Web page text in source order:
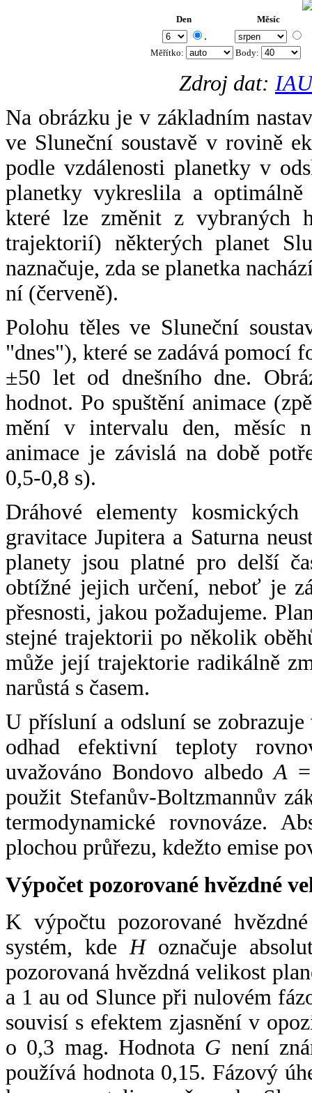
Den Měsíc
.
Měřítko: Body:
Zdroj dat:
Na obrázku je v základním
ve Sluneční soustavě v rovině
podle vzdálenosti planetky v
planetky vykreslila a
které lze změnit z vybraných
trajektorií) některých planet
naznačuje, zda se planetka
ní (červeně).
Polohu těles ve Sluneční
"dnes"), které se zadává pomocí
±50 let od dnešního dne.
hodnot. Po spuštění animace
mění v intervalu den, měsíc
animace je závislá na době
0,5-0,8 s).
Dráhové elementy
gravitace Jupitera a Saturna
planety jsou platné pro delší
obtížné jejich určení, neboť je
přesnosti, jakou požadujeme.
stejné trajektorii po několik
může její trajektorie radikálně
narůstá s časem.
U přísluní a odsluní se
odhad efektivní teploty
uvažováno Bondovo albedoA
použit Stefanův-Boltzmannův
termodynamické rovnováze.
plochou průřezu, kdežto emise
Výpočet pozorované hvězdné
K výpočtu pozorované
systém, kde Hoznačuje
pozorovaná hvězdná velikost
a 1 au od Slunce při nulovém
souvisí s efektem zjasnění v
o 0,3 mag. Hodnota G není
používá hodnota 0,15. Fázový